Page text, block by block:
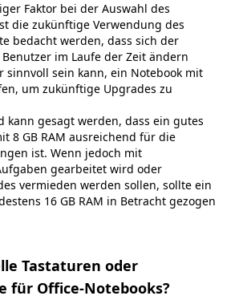
Faktor bei der Auswahl des
die zukünftige Verwendung des
bedacht werden, dass sich der
im Laufe der Zeit ändern
sinnvoll sein kann, ein Notebook mit
um zukünftige Upgrades zu
kann gesagt werden, dass ein gutes
8 GB RAM ausreichend für die
ist. Wenn jedoch mit
gearbeitet wird oder
vermieden werden sollen, sollte ein
16 GB RAM in Betracht gezogen
Tastaturen oder
für Office-Notebooks?